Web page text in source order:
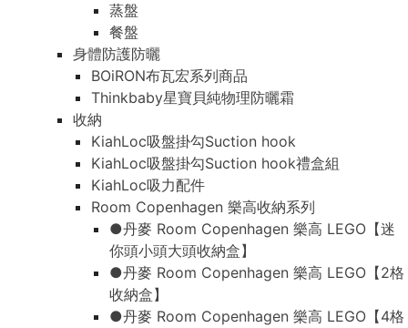
蒸盤
餐盤
身體防護防曬
BOiRON布瓦宏系列商品
Thinkbaby星寶貝純物理防曬霜
收納
KiahLoc吸盤掛勾Suction hook
KiahLoc吸盤掛勾Suction hook禮盒組
KiahLoc吸力配件
Room Copenhagen 樂高收納系列
●丹麥 Room Copenhagen 樂高 LEGO【迷
你頭小頭大頭收納盒】
●丹麥 Room Copenhagen 樂高 LEGO【2格
收納盒】
●丹麥 Room Copenhagen 樂高 LEGO【4格